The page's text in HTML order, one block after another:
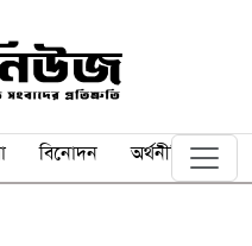
বিনোদন অর্থনীতি